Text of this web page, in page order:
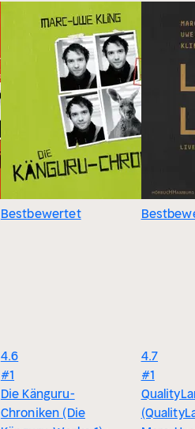
Bestbewertet
4.6
#1
Die Känguru-
Chroniken (Die
4.7
#1